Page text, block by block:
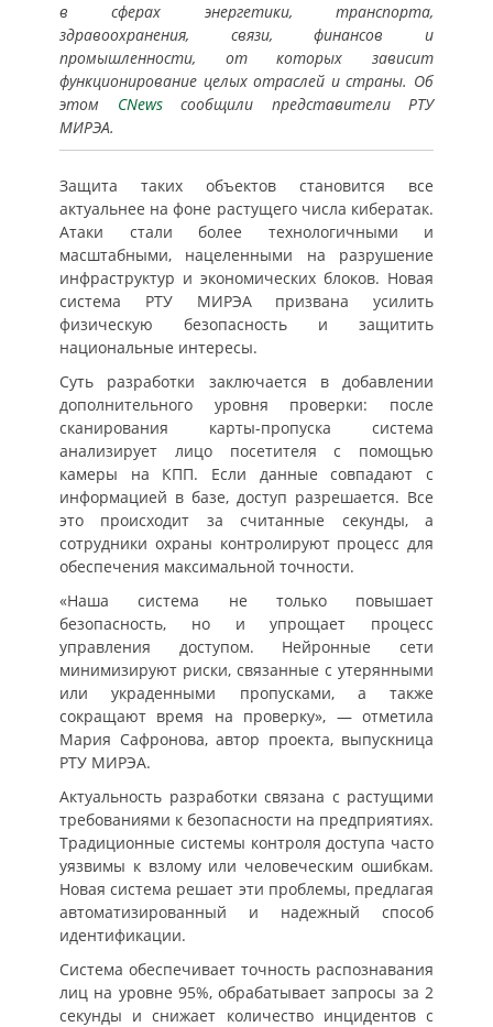
в сферах энергетики, транспорта,
здравоохранения, связи, финансов и
промышленности, от которых зависит
функционирование целых отраслей и страны. Об
этом CNewsсообщили представители РТУ
МИРЭА.
Защита таких объектов становится все
актуальнее на фоне растущего числа кибератак.
Атаки стали более технологичными и
масштабными, нацеленными на разрушение
инфраструктур и экономических блоков. Новая
система РТУ МИРЭА призвана усилить
физическую безопасность и защитить
национальные интересы.
Суть разработки заключается в добавлении
дополнительного уровня проверки: после
сканирования карты-пропуска система
анализирует лицо посетителя с помощью
камеры на КПП. Если данные совпадают с
информацией в базе, доступ разрешается. Все
это происходит за считанные секунды, а
сотрудники охраны контролируют процесс для
обеспечения максимальной точности.
«Наша система не только повышает
безопасность, но и упрощает процесс
управления доступом. Нейронные сети
минимизируют риски, связанные с утерянными
или украденными пропусками, а также
сокращают время на проверку», — отметила
Мария Сафронова, автор проекта, выпускница
РТУ МИРЭА.
Актуальность разработки связана с растущими
требованиями к безопасности на предприятиях.
Традиционные системы контроля доступа часто
уязвимы к взлому или человеческим ошибкам.
Новая система решает эти проблемы, предлагая
автоматизированный и надежный способ
идентификации.
Система обеспечивает точность распознавания
лиц на уровне 95%, обрабатывает запросы за 2
секунды и снижает количество инцидентов с